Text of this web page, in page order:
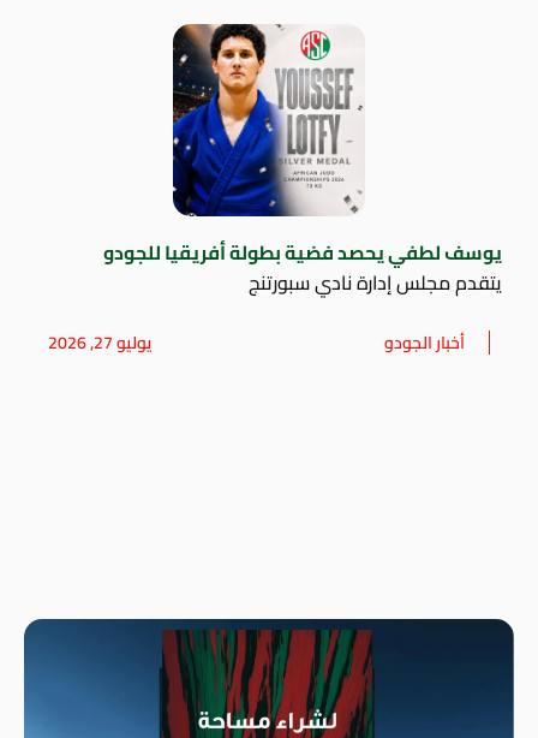
يوسف لطفي يحصد فضية بطولة أفريقيا للجودو
يتقدم مجلس إدارة نادي سبورتنج
أخبار الجودو يوليو 27, 2026